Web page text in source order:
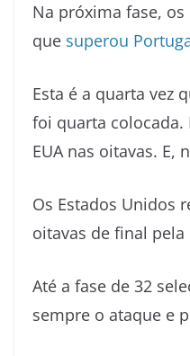
Na próxima fase, os
que superou
Esta é a quarta vez
foi quarta colocada.
EUA nas oitavas. E,
Os Estados Unidos
oitavas de final pela
Até a fase de 32
sempre o ataque e